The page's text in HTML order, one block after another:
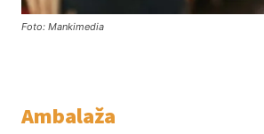
Foto: Mankimedia
Ambalaža